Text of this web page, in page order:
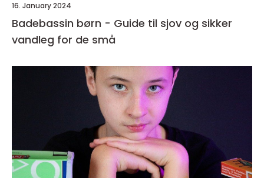
16. January 2024
Badebassin børn - Guide til sjov og sikker
vandleg for de små